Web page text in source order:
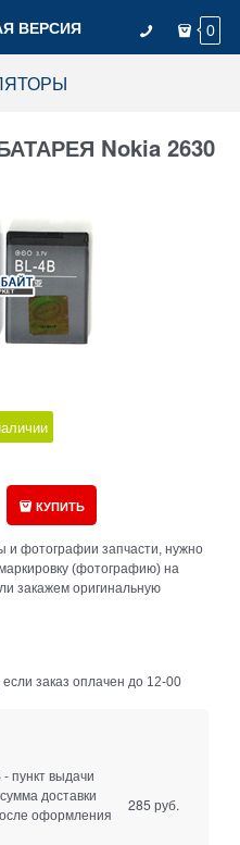
ВЕРСИЯ 0
Nokia 2630
КУПИТЬ
и фотографии запчасти, нужно
(фотографию) на
закажем оригинальную
если заказ оплачен до 12-00
выдачи
доставки
оформления
285 руб.